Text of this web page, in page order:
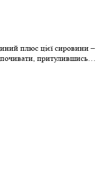
плюс цієї сировини –
притулившись…